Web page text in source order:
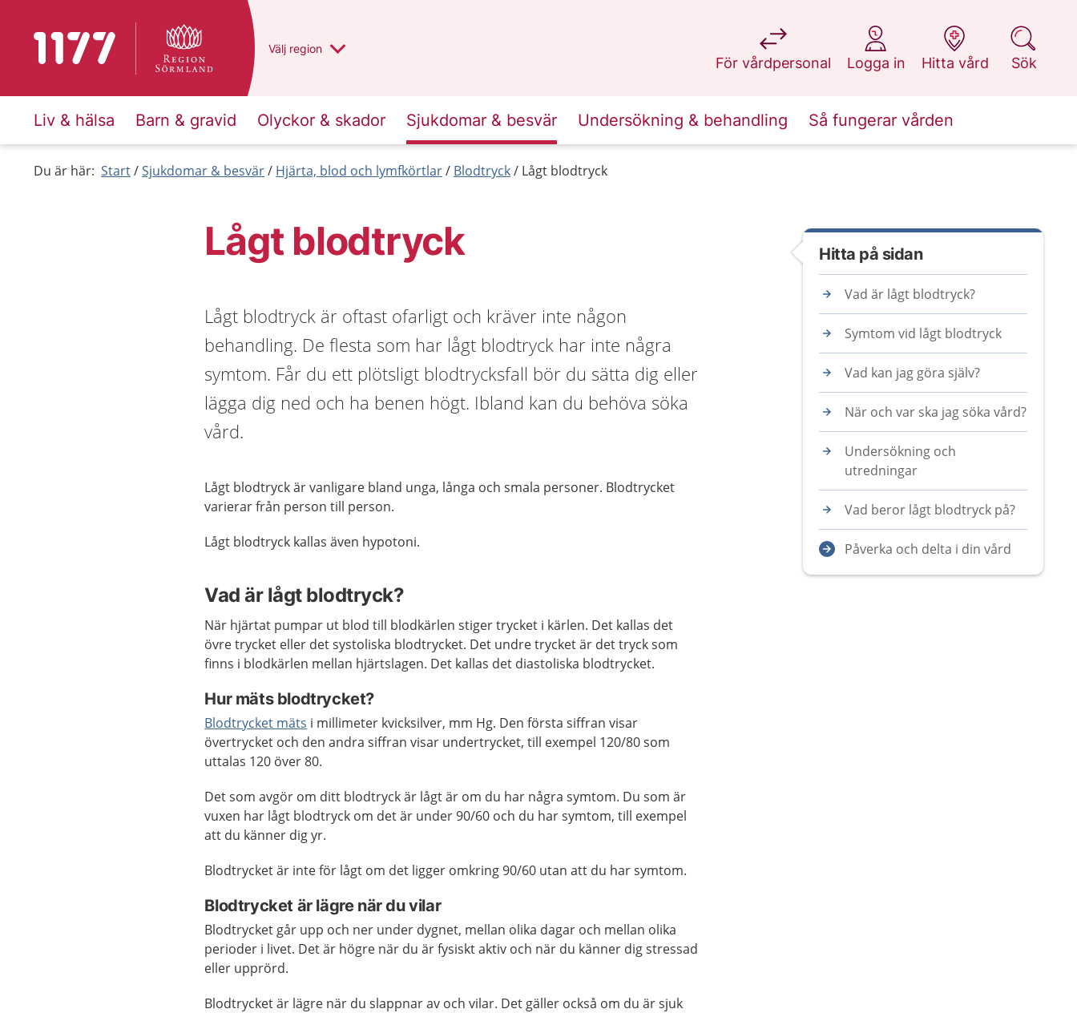
Till startsidan för 1177 Du har valt region
Välj en annan
region
För vårdpersonal
på 1177.se
Logga in
på 1177.se
Hitta vård
på 1177.se
Sök
på 1177.se
Liv & hälsa Barn & gravid Olyckor & skador Sjukdomar & besvär Undersökning & behandling Så fungerar vården
Du är här: Start Sjukdomar & besvär Hjärta, blod och lymfkörtlar Blodtryck Lågt blodtryck
Lågt blodtryck
Lågt blodtryck är oftast ofarligt och kräver inte någon
behandling. De flesta som har lågt blodtryck har inte några
symtom. Får du ett plötsligt blodtrycksfall bör du sätta dig eller
lägga dig ned och ha benen högt. Ibland kan du behöva söka
vård.
Lågt blodtryck är vanligare bland unga, långa och smala personer. Blodtrycket
varierar från person till person.
Lågt blodtryck kallas även hypotoni.
Vad är lågt blodtryck?
När hjärtat pumpar ut blod till blodkärlen stiger trycket i kärlen. Det kallas det
övre trycket eller det systoliska blodtrycket. Det undre trycket är det tryck som
finns i blodkärlen mellan hjärtslagen. Det kallas det diastoliska blodtrycket.
Hur mäts blodtrycket?
Blodtrycket mäts i millimeter kvicksilver, mm Hg. Den första siffran visar
övertrycket och den andra siffran visar undertrycket, till exempel 120/80 som
uttalas 120 över 80.
Det som avgör om ditt blodtryck är lågt är om du har några symtom. Du som är
vuxen har lågt blodtryck om det är under 90/60 och du har symtom, till exempel
att du känner dig yr.
Blodtrycket är inte för lågt om det ligger omkring 90/60 utan att du har symtom.
Blodtrycket är lägre när du vilar
Blodtrycket går upp och ner under dygnet, mellan olika dagar och mellan olika
perioder i livet. Det är högre när du är fysiskt aktiv och när du känner dig stressad
eller upprörd.
Blodtrycket är lägre när du slappnar av och vilar. Det gäller också om du är sjuk
Hitta på sidan
Vad är lågt blodtryck?
Symtom vid lågt blodtryck
Vad kan jag göra själv?
När och var ska jag söka vård?
Undersökning och
utredningar
Vad beror lågt blodtryck på?
Påverka och delta i din vård